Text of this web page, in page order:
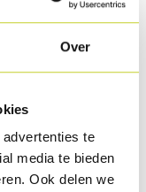
Over
te
media te bieden
Ook delen we
en morceaux de
de l'eau salée.